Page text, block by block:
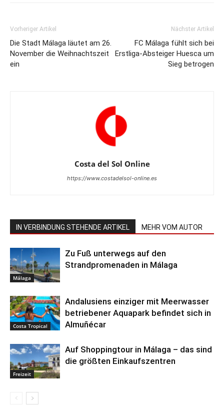
Vorheriger Artikel
Die Stadt Málaga läutet am 26.
November die Weihnachtszeit
ein
Nächster Artikel
FC Málaga fühlt sich bei
Erstliga-Absteiger Huesca um
Sieg betrogen
Costa del Sol Online
https://www.costadelsol-online.es
IN VERBINDUNG STEHENDE ARTIKEL MEHR VOM AUTOR
Málaga
Zu Fuß unterwegs auf den
Strandpromenaden in Málaga
Costa Tropical
Andalusiens einziger mit Meerwasser
betriebener Aquapark befindet sich in
Almuñécar
Freizeit
Auf Shoppingtour in Málaga – das sind
die größten Einkaufszentren